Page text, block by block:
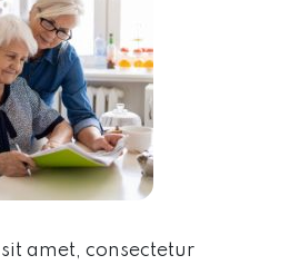
amet, consectetur